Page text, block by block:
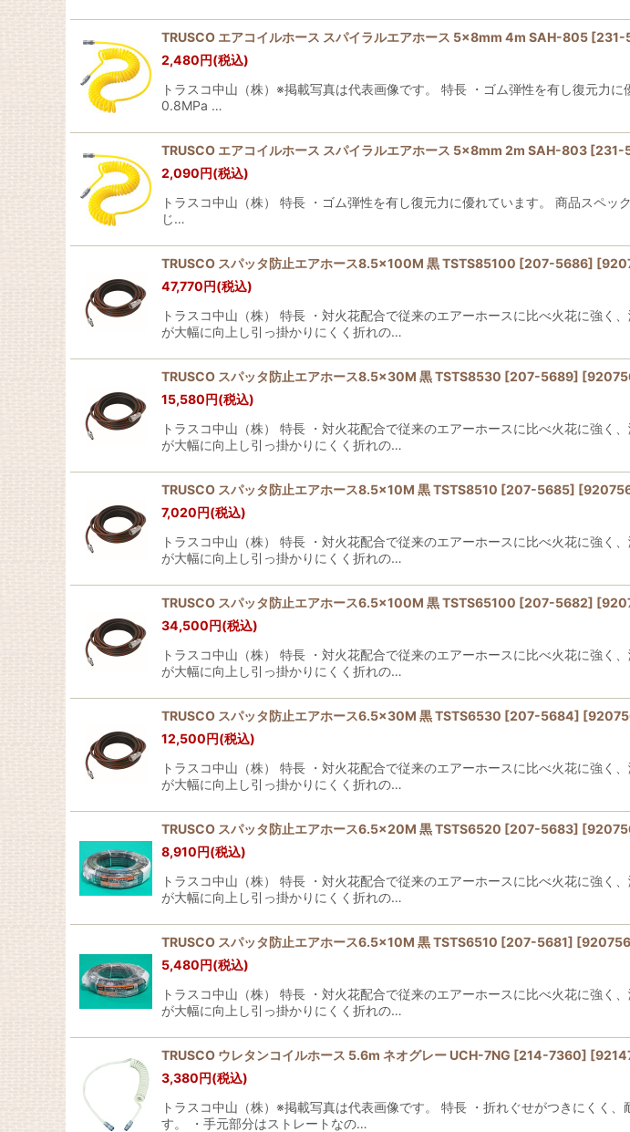
TRUSCO エアコイルホース スパイラルエアホース 5×8mm 4m SAH-805 [231-
2,480円(税込)
トラスコ中山（株）※掲載写真は代表画像です。 特長 ・ゴム弾性を有し復元力
0.8MPa …
TRUSCO エアコイルホース スパイラルエアホース 5×8mm 2m SAH-803
2,090円(税込)
トラスコ中山（株） 特長 ・ゴム弾性を有し復元力に優れています。 商品スペ
じ…
TRUSCO スパッタ防止エアホース8.5×100M 黒 TSTS85100 [207-5686] [
47,770円(税込)
トラスコ中山（株） 特長 ・対火花配合で従来のエアーホースに比べ火花に強
が大幅に向上し引っ掛かりにくく折れの…
TRUSCO スパッタ防止エアホース8.5×30M 黒 TSTS8530 [207-5689] [
15,580円(税込)
トラスコ中山（株） 特長 ・対火花配合で従来のエアーホースに比べ火花に強
が大幅に向上し引っ掛かりにくく折れの…
TRUSCO スパッタ防止エアホース8.5×10M 黒 TSTS8510 [207-5685] [
7,020円(税込)
トラスコ中山（株） 特長 ・対火花配合で従来のエアーホースに比べ火花に強
が大幅に向上し引っ掛かりにくく折れの…
TRUSCO スパッタ防止エアホース6.5×100M 黒 TSTS65100 [207-5682] [
34,500円(税込)
トラスコ中山（株） 特長 ・対火花配合で従来のエアーホースに比べ火花に強
が大幅に向上し引っ掛かりにくく折れの…
TRUSCO スパッタ防止エアホース6.5×30M 黒 TSTS6530 [207-5684] [
12,500円(税込)
トラスコ中山（株） 特長 ・対火花配合で従来のエアーホースに比べ火花に強
が大幅に向上し引っ掛かりにくく折れの…
TRUSCO スパッタ防止エアホース6.5×20M 黒 TSTS6520 [207-5683] [
8,910円(税込)
トラスコ中山（株） 特長 ・対火花配合で従来のエアーホースに比べ火花に強
が大幅に向上し引っ掛かりにくく折れの…
TRUSCO スパッタ防止エアホース6.5×10M 黒 TSTS6510 [207-5681] [
5,480円(税込)
トラスコ中山（株） 特長 ・対火花配合で従来のエアーホースに比べ火花に強
が大幅に向上し引っ掛かりにくく折れの…
TRUSCO ウレタンコイルホース 5.6m ネオグレー UCH-7NG [214-7360] [
3,380円(税込)
トラスコ中山（株）※掲載写真は代表画像です。 特長 ・折れぐせがつきにくく
す。 ・手元部分はストレートなの…